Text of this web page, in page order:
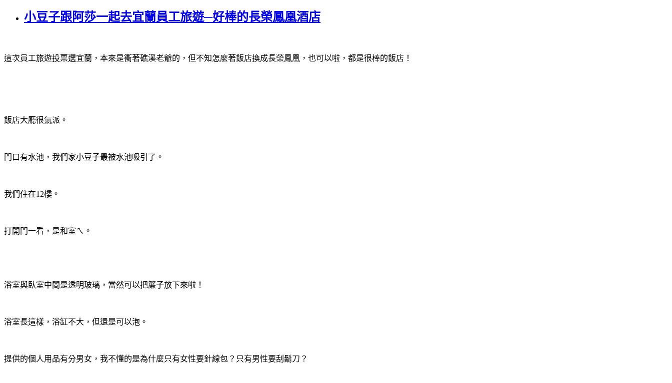
小豆子跟阿莎一起去宜蘭員工旅遊─好棒的長榮鳳凰酒店
這次員工旅遊投票選宜蘭，本來是衝著礁溪老爺的，但不知怎麼著飯店換成長榮鳳凰，也可以啦，都是很棒的飯店！
飯店大廳很氣派。
門口有水池，我們家小豆子最被水池吸引了。
我們住在12樓。
打開門一看，是和室ㄟ。
浴室與臥室中間是透明玻璃，當然可以把簾子放下來啦！
浴室長這樣，浴缸不大，但還是可以泡。
提供的個人用品有分男女，我不懂的是為什麼只有女性要針線包？只有男性要刮鬍刀？